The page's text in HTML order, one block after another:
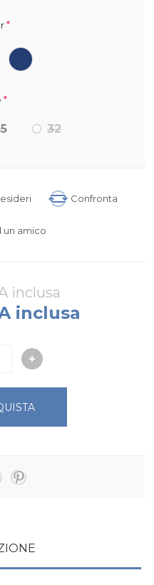
*
*
32
Confronta
un amico
inclusa
inclusa